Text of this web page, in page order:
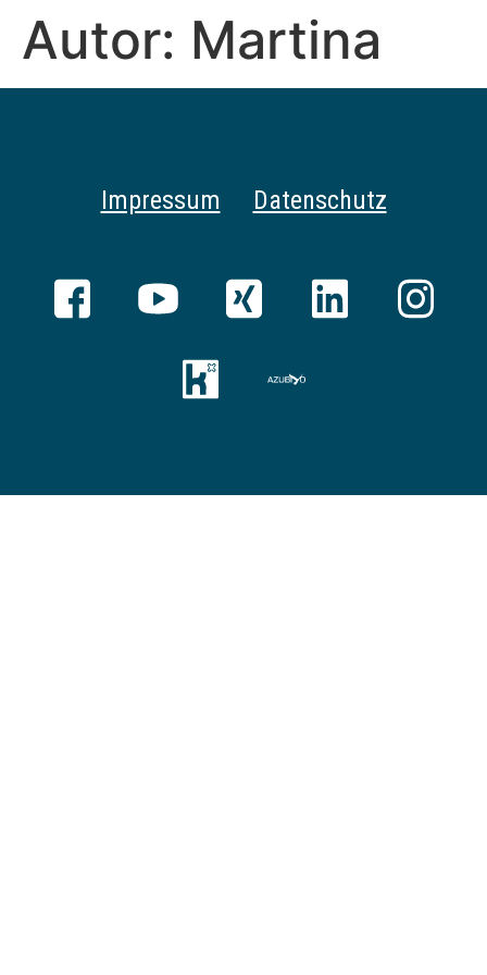
Autor: Martina
Impressum Datenschutz